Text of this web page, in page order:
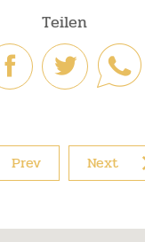
Teilen
Prev
Next